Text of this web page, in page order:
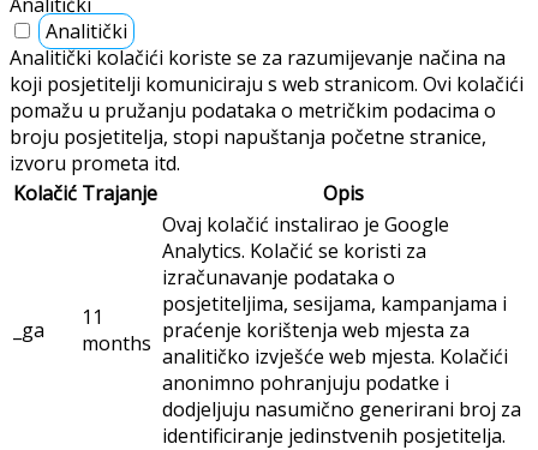
Analitički
Analitički kolačići koriste se za razumijevanje načina na
koji posjetitelji komuniciraju s web stranicom. Ovi kolačići
pomažu u pružanju podataka o metričkim podacima o
broju posjetitelja, stopi napuštanja početne stranice,
izvoru prometa itd.
Kolačić Trajanje Opis
_ga
11
months
Ovaj kolačić instalirao je Google
Analytics. Kolačić se koristi za
izračunavanje podataka o
posjetiteljima, sesijama, kampanjama i
praćenje korištenja web mjesta za
analitičko izvješće web mjesta. Kolačići
anonimno pohranjuju podatke i
dodjeljuju nasumično generirani broj za
identificiranje jedinstvenih posjetitelja.